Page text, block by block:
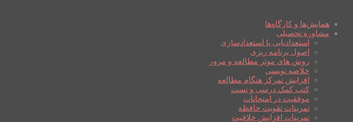
همایش‌ها و کارگاه‌ها
مشاوره تحصیلی
استعدادیابی یا استعدادسازی
اصول برنامه ریزی
روش های موثر مطالعه و مرور
خلاصه نویسی
افزایش تمرکز هنگام مطالعه
کتب کمک درسی و تست
موفقیت در امتحانات
تمرینات تقویت حافظه
تمرینات افزایش خلاقیت